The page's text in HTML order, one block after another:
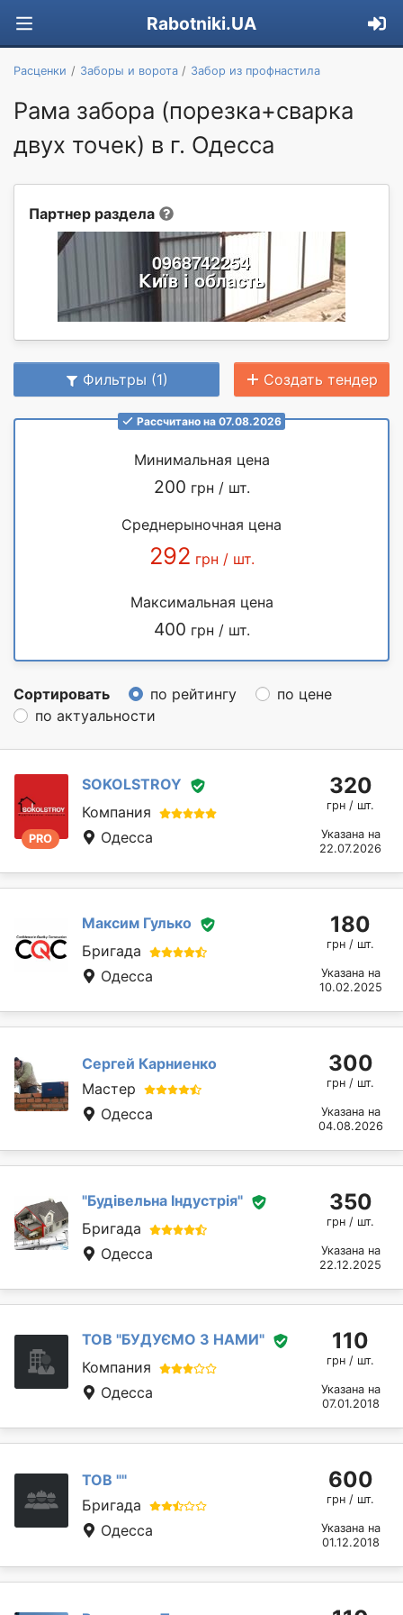
Rabotniki.UA
Расценки Заборы и ворота Забор из профнастила
Рама забора (порезка+сварка
двух точек) в г. Одесса
Партнер раздела
Фильтры (1) Создать тендер
Рассчитано на 07.08.2026
Минимальная цена
200 грн / шт.
Среднерыночная цена
292 грн / шт.
Максимальная цена
400 грн / шт.
Сортировать по рейтингу
по цене
по актуальности
PRO
SOKOLSTROY
Компания
Одесса
320
грн / шт.
Указана на
22.07.2026
Максим Гулько
Бригада
Одесса
180
грн / шт.
Указана на
10.02.2025
Сергей Карниенко
Мастер
Одесса
300
грн / шт.
Указана на
04.08.2026
"Будівельна Індустрія"
Бригада
Одесса
350
грн / шт.
Указана на
22.12.2025
ТОВ "БУДУЄМО З НАМИ"
Компания
Одесса
110
грн / шт.
Указана на
07.01.2018
ТОВ ""
Бригада
Одесса
600
грн / шт.
Указана на
01.12.2018